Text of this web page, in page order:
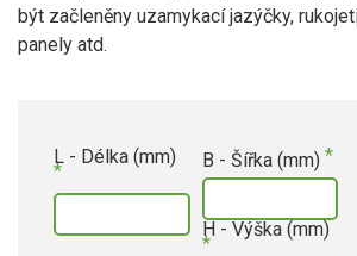
být začleněny uzamykací jazýčky,
panely atd.
L - Délka (mm) B - Šířka (mm)
H - Výška (mm)